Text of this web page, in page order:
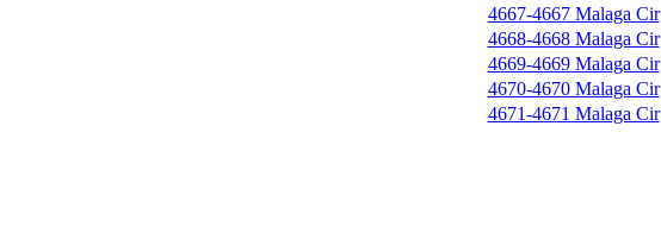
4667-4667 Malaga Cir
4668-4668 Malaga Cir
4669-4669 Malaga Cir
4670-4670 Malaga Cir
4671-4671 Malaga Cir